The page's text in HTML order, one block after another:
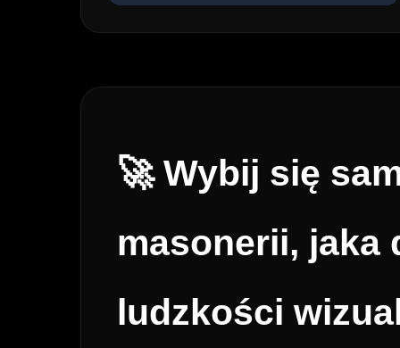
🚀 Wybij się
masonerii, jaka
ludzkości